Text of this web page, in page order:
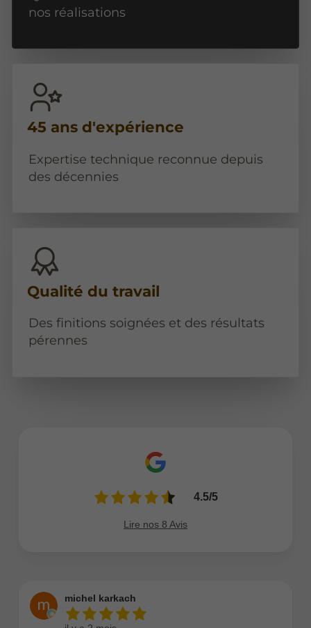
nos réalisations
45 ans d'expérience
Expertise technique reconnue depuis
des décennies
Qualité du travail
Des finitions soignées et des résultats
pérennes